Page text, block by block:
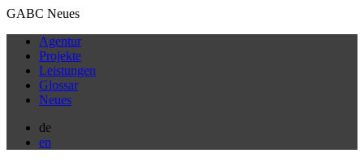
GABC Neues
Agentur
Projekte
Leistungen
Glossar
Neues
de
en